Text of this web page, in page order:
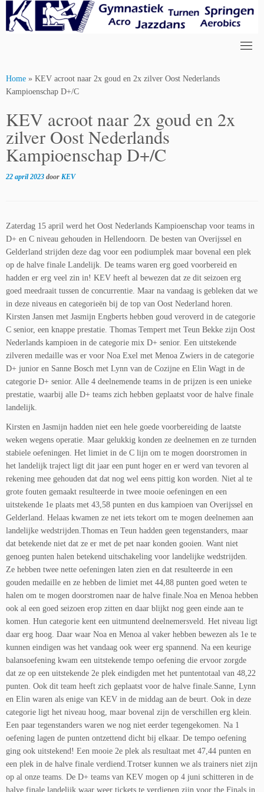
content
Home » KEV acroot naar 2x goud en 2x zilver Oost Nederlands
Kampioenschap D+/C
KEV acroot naar 2x goud en 2x
zilver Oost Nederlands
Kampioenschap D+/C
22 april 2023 door KEV
Zaterdag 15 april werd het Oost Nederlands Kampioenschap voor teams in
D+ en C niveau gehouden in Hellendoorn. De besten van Overijssel en
Gelderland strijden deze dag voor een podiumplek maar bovenal een plek
op de halve finale Landelijk. De teams waren erg goed voorbereid en
hadden er erg veel zin in! KEV heeft al bewezen dat ze dit seizoen erg
goed meedraait tussen de concurrentie. Maar na vandaag is gebleken dat we
in deze niveaus en categorieën bij de top van Oost Nederland horen.
Kirsten Jansen met Jasmijn Engberts hebben goud veroverd in de categorie
C senior, een knappe prestatie. Thomas Tempert met Teun Bekke zijn Oost
Nederlands kampioen in de categorie mix D+ senior. Een uitstekende
zilveren medaille was er voor Noa Exel met Menoa Zwiers in de categorie
D+ junior en Sanne Bosch met Lynn van de Cozijne en Elin Wagt in de
categorie D+ senior. Alle 4 deelnemende teams in de prijzen is een unieke
prestatie, waarbij alle D+ teams zich hebben geplaatst voor de halve finale
landelijk.
Kirsten en Jasmijn hadden niet een hele goede voorbereiding de laatste
weken wegens operatie. Maar gelukkig konden ze deelnemen en ze turnden
stabiele oefeningen. Het limiet in de C lijn om te mogen doorstromen in
het landelijk traject ligt dit jaar een punt hoger en er werd van tevoren al
rekening mee gehouden dat dat nog wel eens pittig kon worden. Niet al te
grote fouten gemaakt resulteerde in twee mooie oefeningen en een
uitstekende 1e plaats met 43,58 punten en dus kampioen van Overijssel en
Gelderland. Helaas kwamen ze net iets tekort om te mogen deelnemen aan
landelijke wedstrijden.Thomas en Teun hadden geen tegenstanders, maar
dat betekende niet dat ze er met de pet naar konden gooien. Want niet
genoeg punten halen betekend uitschakeling voor landelijke wedstrijden.
Ze hebben twee nette oefeningen laten zien en dat resulteerde in een
gouden medaille en ze hebben de limiet met 44,88 punten goed weten te
halen om te mogen doorstromen naar de halve finale.Noa en Menoa hebben
ook al een goed seizoen erop zitten en daar blijkt nog geen einde aan te
komen. Hun categorie kent een uitmuntend deelnemersveld. Het niveau ligt
daar erg hoog. Daar waar Noa en Menoa al vaker hebben bewezen als 1e te
kunnen eindigen was het vandaag ook weer erg spannend. Na een keurige
balansoefening kwam een uitstekende tempo oefening die ervoor zorgde
dat ze op een uitstekende 2e plek eindigden met het puntentotaal van 48,22
punten. Ook dit team heeft zich geplaatst voor de halve finale.Sanne, Lynn
en Elin waren als enige van KEV in de middag aan de beurt. Ook in deze
categorie ligt het niveau hoog, maar bovenal zijn de verschillen erg klein.
Een paar tegenstanders waren we nog niet eerder tegengekomen. Na 1
oefening lagen de punten ontzettend dicht bij elkaar. De tempo oefening
ging ook uitstekend! Een mooie 2e plek als resultaat met 47,44 punten en
een plek in de halve finale verdiend.Trotser kunnen we als trainers niet zijn
op al onze teams. De D+ teams van KEV mogen op 4 juni schitteren in de
halve finale landelijk waar weer tickets te verdienen zijn voor the Finals in